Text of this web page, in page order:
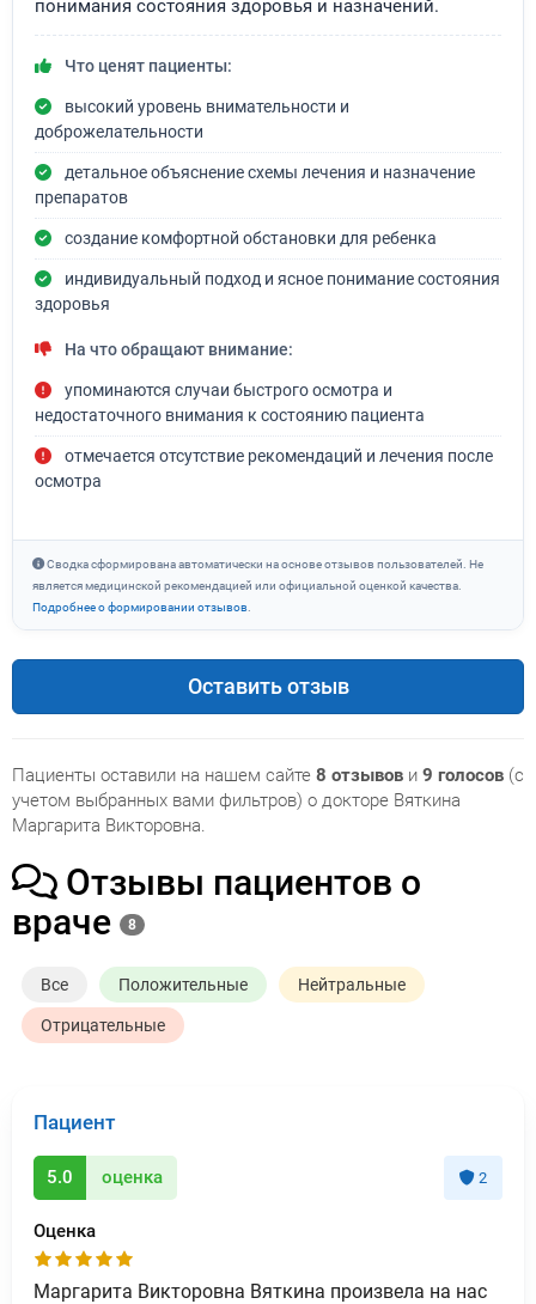
понимания состояния здоровья и назначений.
Что ценят пациенты:
высокий уровень внимательности и
доброжелательности
детальное объяснение схемы лечения и назначение
препаратов
создание комфортной обстановки для ребенка
индивидуальный подход и ясное понимание состояния
здоровья
На что обращают внимание:
упоминаются случаи быстрого осмотра и
недостаточного внимания к состоянию пациента
отмечается отсутствие рекомендаций и лечения после
осмотра
Сводка сформирована автоматически на основе отзывов пользователей. Не
является медицинской рекомендацией или официальной оценкой качества.
Подробнее о формировании отзывов
Оставить отзыв
Пациенты оставили на нашем сайте 8 отзывов и 9 голосов (с
учетом выбранных вами фильтров) о докторе Вяткина
Маргарита Викторовна.
Отзывы пациентов о
враче
8
Все Положительные Нейтральные
Отрицательные
Пациент
5.0 оценка 2
Оценка
Маргарита Викторовна Вяткина произвела на нас